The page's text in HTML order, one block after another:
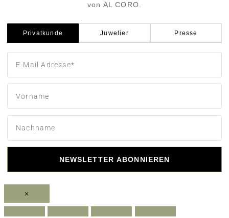
von AL CORO.
Privatkunde Juwelier Presse
NEWSLETTER ABONNIEREN
×